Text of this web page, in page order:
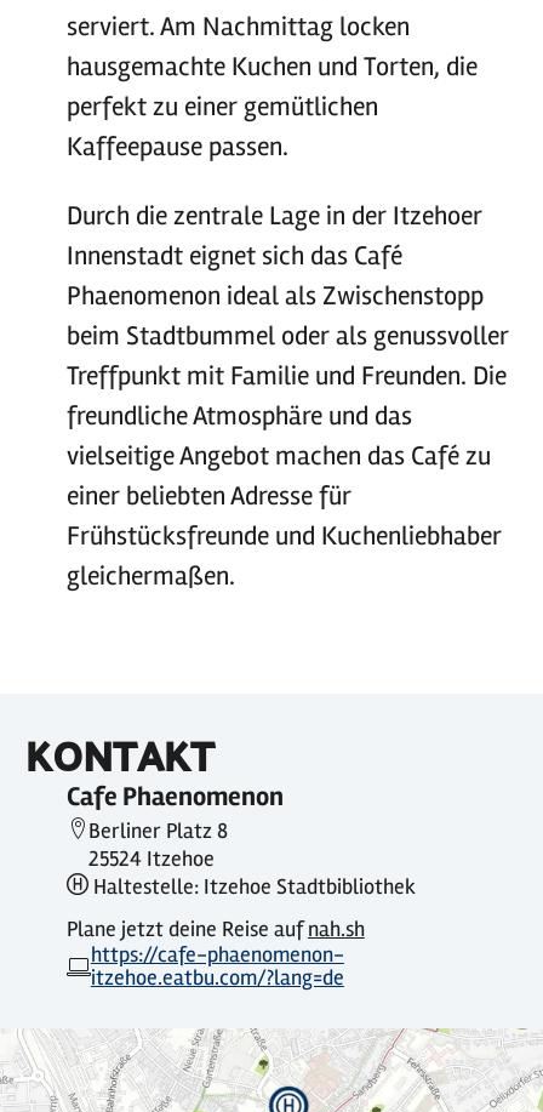
serviert. Am Nachmittag locken
hausgemachte Kuchen und Torten, die
perfekt zu einer gemütlichen
Kaffeepause passen.
Durch die zentrale Lage in der Itzehoer
Innenstadt eignet sich das Café
Phaenomenon ideal als Zwischenstopp
beim Stadtbummel oder als genussvoller
Treffpunkt mit Familie und Freunden. Die
freundliche Atmosphäre und das
vielseitige Angebot machen das Café zu
einer beliebten Adresse für
Frühstücksfreunde und Kuchenliebhaber
gleichermaßen.
KONTAKT
Cafe Phaenomenon
Berliner Platz 8
25524 Itzehoe
Haltestelle: Itzehoe Stadtbibliothek
Plane jetzt deine Reise aufnah.sh
https://cafe-phaenomenon-
itzehoe.eatbu.com/?lang=de